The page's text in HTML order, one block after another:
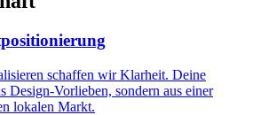
schaffen wir Klarheit. Deine
Design-Vorlieben, sondern aus einer
lokalen Markt.